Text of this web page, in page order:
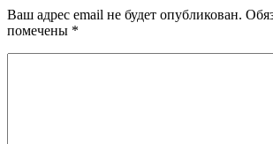
Ваш адрес email не будет опубликован.
помечены *